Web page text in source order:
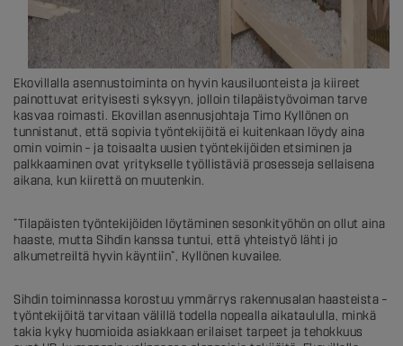
Ekovillalla asennustoiminta on hyvin kausiluonteista ja kiireet
painottuvat erityisesti syksyyn, jolloin tilapäistyövoiman tarve
kasvaa roimasti. Ekovillan asennusjohtaja Timo Kyllönen on
tunnistanut, että sopivia työntekijöitä ei kuitenkaan löydy aina
omin voimin – ja toisaalta uusien työntekijöiden etsiminen ja
palkkaaminen ovat yritykselle työllistäviä prosesseja sellaisena
aikana, kun kiirettä on muutenkin.
”Tilapäisten työntekijöiden löytäminen sesonkityöhön on ollut aina
haaste, mutta Sihdin kanssa tuntui, että yhteistyö lähti jo
alkumetreiltä hyvin käyntiin”, Kyllönen kuvailee.
Sihdin toiminnassa korostuu ymmärrys rakennusalan haasteista –
työntekijöitä tarvitaan välillä todella nopealla aikataululla, minkä
takia kyky huomioida asiakkaan erilaiset tarpeet ja tehokkuus